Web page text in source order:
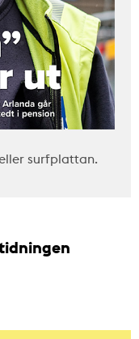
surfplattan.